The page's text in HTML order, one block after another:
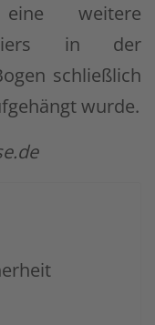
weitere
in der
schließlich
wurde.